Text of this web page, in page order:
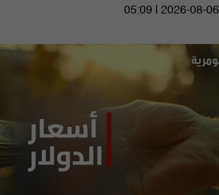
05:09 | 2026-08-06